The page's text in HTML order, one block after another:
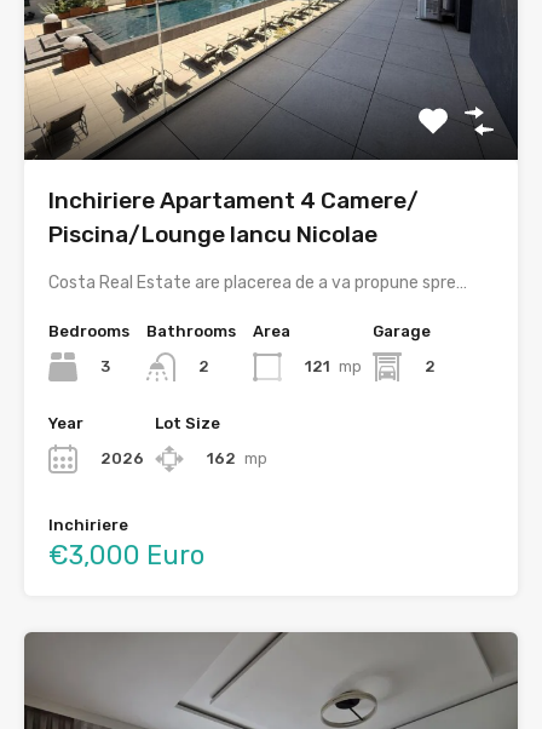
Inchiriere Apartament 4 Camere/
Piscina/Lounge Iancu Nicolae
Costa Real Estate are placerea de a va propune spre…
Bedrooms
3
Bathrooms
2
Area
121 mp
Garage
2
Year
2026
Lot Size
162 mp
Inchiriere
€3,000 Euro